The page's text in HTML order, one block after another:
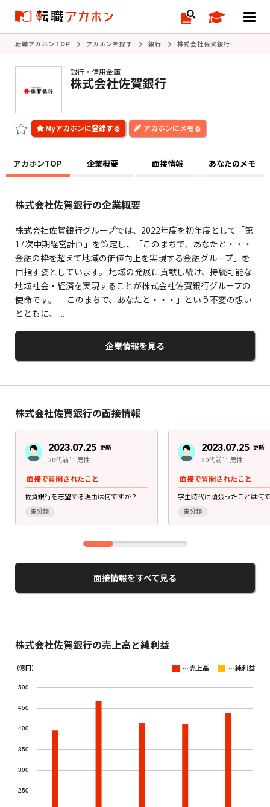
転職アカホンTOP アカホンを探す 銀行 株式会社佐賀銀行
銀行・信用金庫
株式会社佐賀銀行
アカホンにメモる
アカホンTOP 企業概要 面接情報 あなたのメモ
株式会社佐賀銀行の企業概要
株式会社佐賀銀行グループでは、2022年度を初年度として「第
17次中期経営計画」を策定し、「このまちで、あなたと・・・
金融の枠を超えて地域の価値向上を実現する金融グループ」を
目指す姿としています。 地域の発展に貢献し続け、持続可能な
地域社会・経済を実現することが株式会社佐賀銀行グループの
使命です。 「このまちで、あなたと・・・」という不変の想い
とともに、 ...
企業情報を見る
株式会社佐賀銀行の面接情報
2023.07.25 更新
20代前半 男性
面接で質問されたこと
佐賀銀行を志望する理由は何ですか？
未分類
2023.07.25 更新
20代前半 男性
面接で質問されたこと
学生時代に頑張ったことは何
未分類
面接情報をすべて見る
株式会社佐賀銀行の売上高と純利益
(億円) ...売上高 ...純利益